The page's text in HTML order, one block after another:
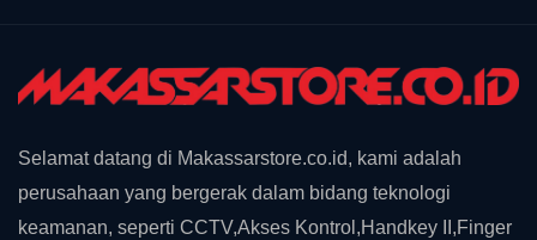
Selamat datang di Makassarstore.co.id, kami adalah
perusahaan yang bergerak dalam bidang teknologi
keamanan, seperti CCTV,Akses Kontrol,Handkey II,Finger